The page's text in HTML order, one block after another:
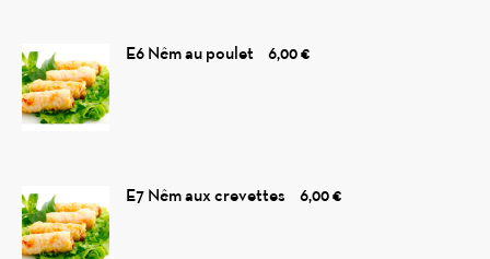
E6 Nêm au poulet 6,00 €
E7 Nêm aux crevettes 6,00 €